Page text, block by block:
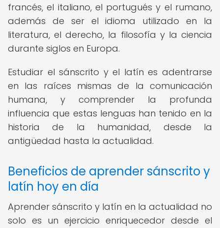
francés, el italiano, el portugués y el rumano,
además de ser el idioma utilizado en la
literatura, el derecho, la filosofía y la ciencia
durante siglos en Europa.
Estudiar el sánscrito y el latín es adentrarse
en las raíces mismas de la comunicación
humana, y comprender la profunda
influencia que estas lenguas han tenido en la
historia de la humanidad, desde la
antigüedad hasta la actualidad.
Beneficios de aprender sánscrito y
latín hoy en día
Aprender sánscrito y latín en la actualidad no
solo es un ejercicio enriquecedor desde el